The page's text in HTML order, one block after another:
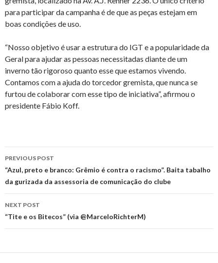
para participar da campanha é de que as peças estejam em
boas condições de uso.
“Nosso objetivo é usar a estrutura do IGT e a popularidade da
Geral para ajudar as pessoas necessitadas diante de um
inverno tão rigoroso quanto esse que estamos vivendo.
Contamos com a ajuda do torcedor gremista, que nunca se
furtou de colaborar com esse tipo de iniciativa”, afirmou o
presidente Fábio Koff.
Post
navigation
PREVIOUS POST
“Azul, preto e branco: Grêmio é contra o racismo”. Baita tabalho
da gurizada da assessoria de comunicação do clube
NEXT POST
“Tite e os Bitecos” (via @MarceloRichterM)